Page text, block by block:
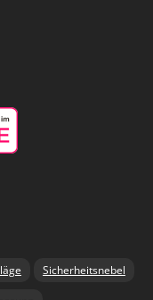
Sicherheitsnebel